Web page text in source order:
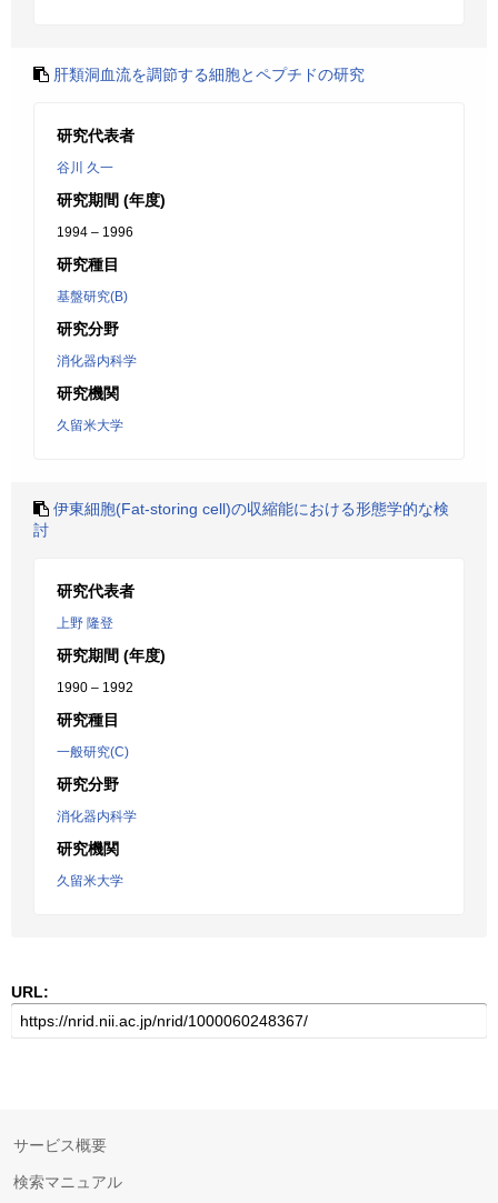
肝類洞血流を調節する細胞とペプチドの研究
研究代表者
谷川 久一
研究期間 (年度)
1994 – 1996
研究種目
基盤研究(B)
研究分野
消化器内科学
研究機関
久留米大学
伊東細胞(Fat-storing cell)の収縮能における形態学的な検
討
研究代表者
上野 隆登
研究期間 (年度)
1990 – 1992
研究種目
一般研究(C)
研究分野
消化器内科学
研究機関
久留米大学
URL:
サービス概要
検索マニュアル